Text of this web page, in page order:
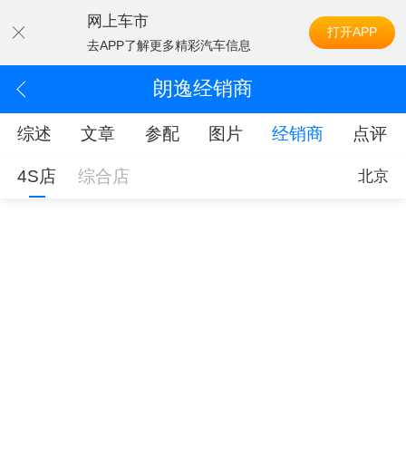
网上车市
去APP了解更多精彩汽车信息
打开APP
朗逸经销商
综述 文章 参配 图片 经销商 点评
4S店 综合店 北京